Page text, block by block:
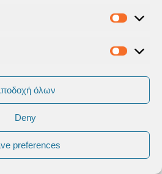
όλων
Deny
preferences